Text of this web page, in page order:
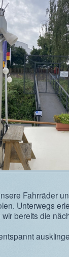
Fahrräder
Unterwegs
bereits die